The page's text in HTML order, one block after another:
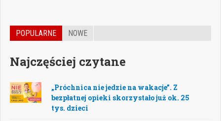
POPULARNE NOWE
Najczęściej czytane
„Próchnica nie jedzie na wakacje”. Z
bezpłatnej opieki skorzystało już ok. 25
tys. dzieci